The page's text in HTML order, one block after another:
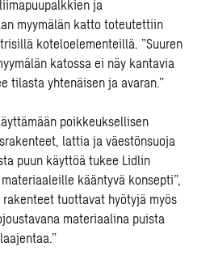
ja
myymälän katto toteutettiin
koteloelementeillä. ”Suuren
katossa ei näy kantavia
tilasta yhtenäisen ja avaran.”
poikkeuksellisen
lattia ja väestönsuoja
puun käyttöä tukee Lidlin
kääntyvä konsepti”,
rakenteet tuottavat hyötyjä myös
materiaalina puista